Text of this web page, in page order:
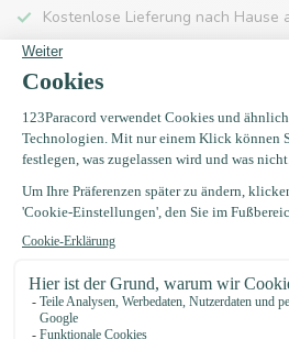
Kostenlose Lieferung nach Hause
Produktbeschreibung
Eigenschaften
Zuletzt angesehen